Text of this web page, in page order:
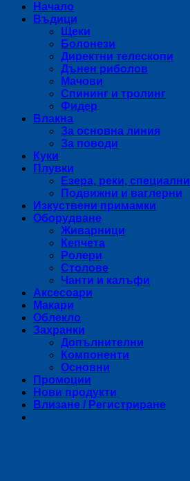
Начало
Въдици
Щеки
Болонези
Директни телескопи
Дънен риболов
Мачови
Спининг и тролинг
Фидер
Влакна
За основна линия
За поводи
Куки
Плувки
Езера, реки, специални
Подвижни и ваглерни
Изкуствени примамки
Оборудване
Живарници
Кепчета
Ролери
Столове
Чанти и калъфи
Аксесоари
Макари
Облекло
Захранки
Допълнителни
Компоненти
Основни
Промоции
Нови продукти
Влизане / Регистриране